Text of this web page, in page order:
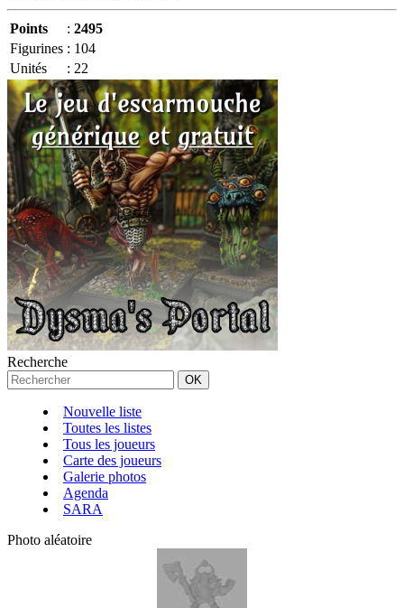
Points : 2495
Figurines : 104
Unités
: 22
Recherche
Nouvelle liste
Toutes les listes
Tous les joueurs
Carte des joueurs
Galerie photos
Agenda
SARA
Photo aléatoire